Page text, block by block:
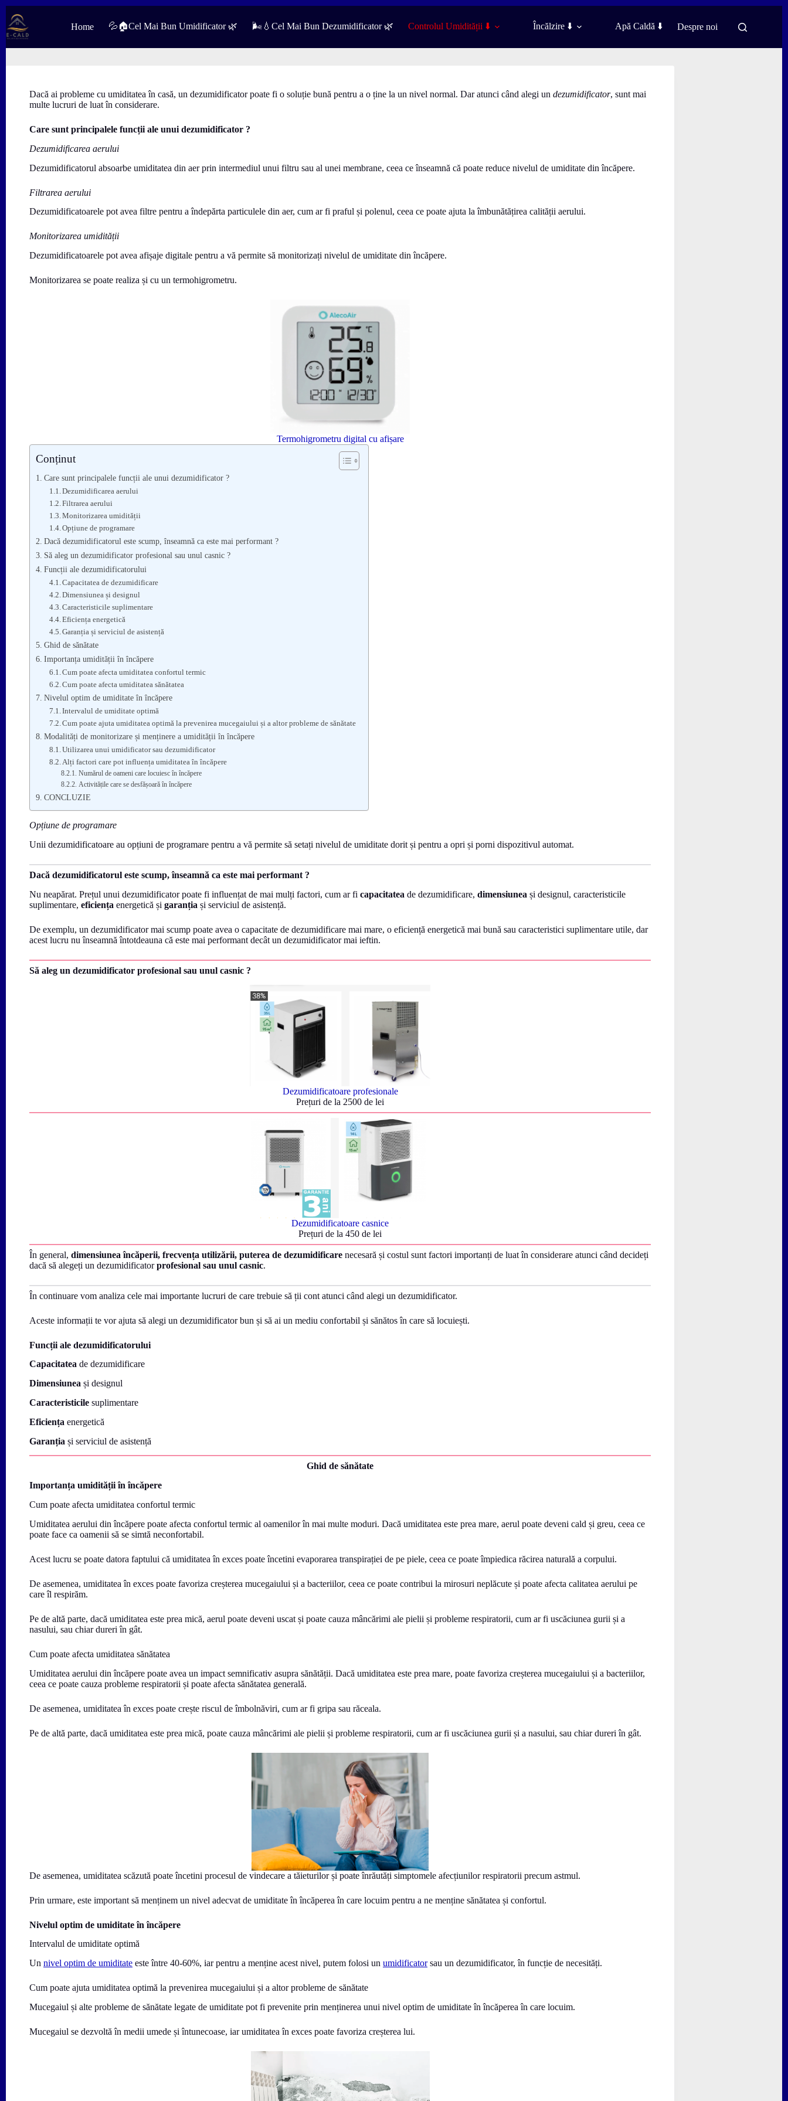
la
conținut
Home 💦🏠Cel Mai Bun Umidificator 🌿 🌬️💧Cel Mai Bun Dezumidificator 🌿 Controlul Umidității ⬇️ Încălzire ⬇️ Apă Caldă ⬇️ Despre noi
Dacă ai probleme cu umiditatea în casă, un dezumidificator poate fi o soluție bună pentru a o ține la un nivel normal. Dar atunci când alegi un dezumidificator, sunt mai
multe lucruri de luat în considerare.
Care sunt principalele funcții ale unui dezumidificator ?
Dezumidificarea aerului
Dezumidificatorul absoarbe umiditatea din aer prin intermediul unui filtru sau al unei membrane, ceea ce înseamnă că poate reduce nivelul de umiditate din încăpere.
Filtrarea aerului
Dezumidificatoarele pot avea filtre pentru a îndepărta particulele din aer, cum ar fi praful și polenul, ceea ce poate ajuta la îmbunătățirea calității aerului.
Monitorizarea umidității
Dezumidificatoarele pot avea afișaje digitale pentru a vă permite să monitorizați nivelul de umiditate din încăpere.
Monitorizarea se poate realiza și cu un termohigrometru.
Termohigrometru digital cu afișare
Conținut
Care sunt principalele funcții ale unui dezumidificator ?
Dezumidificarea aerului
Filtrarea aerului
Monitorizarea umidității
Opțiune de programare
Dacă dezumidificatorul este scump, înseamnă ca este mai performant ?
Să aleg un dezumidificator profesional sau unul casnic ?
Funcții ale dezumidificatorului
Capacitatea de dezumidificare
Dimensiunea și designul
Caracteristicile suplimentare
Eficiența energetică
Garanția și serviciul de asistență
Ghid de sănătate
Importanța umidității în încăpere
Cum poate afecta umiditatea confortul termic
Cum poate afecta umiditatea sănătatea
Nivelul optim de umiditate în încăpere
Intervalul de umiditate optimă
Cum poate ajuta umiditatea optimă la prevenirea mucegaiului și a altor probleme de sănătate
Modalități de monitorizare și menținere a umidității în încăpere
Utilizarea unui umidificator sau dezumidificator
Alți factori care pot influența umiditatea în încăpere
Numărul de oameni care locuiesc în încăpere
Activitățile care se desfășoară în încăpere
CONCLUZIE
Opțiune de programare
Unii dezumidificatoare au opțiuni de programare pentru a vă permite să setați nivelul de umiditate dorit și pentru a opri și porni dispozitivul automat.
Dacă dezumidificatorul este scump, înseamnă ca este mai performant ?
Nu neapărat. Prețul unui dezumidificator poate fi influențat de mai mulți factori, cum ar fi capacitatea de dezumidificare, dimensiunea și designul, caracteristicile
suplimentare, eficiența energetică și garanția și serviciul de asistență.
De exemplu, un dezumidificator mai scump poate avea o capacitate de dezumidificare mai mare, o eficiență energetică mai bună sau caracteristici suplimentare utile, dar
acest lucru nu înseamnă întotdeauna că este mai performant decât un dezumidificator mai ieftin.
Să aleg un dezumidificator profesional sau unul casnic ?
Dezumidificatoare profesionale
Prețuri de la 2500 de lei
Dezumidificatoare casnice
Prețuri de la 450 de lei
În general, dimensiunea încăperii, frecvența utilizării, puterea de dezumidificare necesară și costul sunt factori importanți de luat în considerare atunci când decideți
dacă să alegeți un dezumidificatorprofesional sau unul casnic.
În continuare vom analiza cele mai importante lucruri de care trebuie să ții cont atunci când alegi un dezumidificator.
Aceste informații te vor ajuta să alegi un dezumidificator bun și să ai un mediu confortabil și sănătos în care să locuiești.
Funcții ale dezumidificatorului
Capacitatea de dezumidificare
Dimensiunea și designul
Caracteristicile suplimentare
Eficiența energetică
Garanția și serviciul de asistență
Ghid de sănătate
Importanța umidității în încăpere
Cum poate afecta umiditatea confortul termic
Umiditatea aerului din încăpere poate afecta confortul termic al oamenilor în mai multe moduri. Dacă umiditatea este prea mare, aerul poate deveni cald și greu, ceea ce
poate face ca oamenii să se simtă neconfortabil.
Acest lucru se poate datora faptului că umiditatea în exces poate încetini evaporarea transpirației de pe piele, ceea ce poate împiedica răcirea naturală a corpului.
De asemenea, umiditatea în exces poate favoriza creșterea mucegaiului și a bacteriilor, ceea ce poate contribui la mirosuri neplăcute și poate afecta calitatea aerului pe
care îl respirăm.
Pe de altă parte, dacă umiditatea este prea mică, aerul poate deveni uscat și poate cauza mâncărimi ale pielii și probleme respiratorii, cum ar fi uscăciunea gurii și a
nasului, sau chiar dureri în gât.
Cum poate afecta umiditatea sănătatea
Umiditatea aerului din încăpere poate avea un impact semnificativ asupra sănătății. Dacă umiditatea este prea mare, poate favoriza creșterea mucegaiului și a bacteriilor,
ceea ce poate cauza probleme respiratorii și poate afecta sănătatea generală.
De asemenea, umiditatea în exces poate crește riscul de îmbolnăviri, cum ar fi gripa sau răceala.
Pe de altă parte, dacă umiditatea este prea mică, poate cauza mâncărimi ale pielii și probleme respiratorii, cum ar fi uscăciunea gurii și a nasului, sau chiar dureri în gât.
De asemenea, umiditatea scăzută poate încetini procesul de vindecare a tăieturilor și poate înrăutăți simptomele afecțiunilor respiratorii precum astmul.
Prin urmare, este important să menținem un nivel adecvat de umiditate în încăperea în care locuim pentru a ne menține sănătatea și confortul.
Nivelul optim de umiditate în încăpere
Intervalul de umiditate optimă
Un nivel optim de umiditate este între 40-60%, iar pentru a menține acest nivel, putem folosi un umidificatorsau un dezumidificator, în funcție de necesități.
Cum poate ajuta umiditatea optimă la prevenirea mucegaiului și a altor probleme de sănătate
Mucegaiul și alte probleme de sănătate legate de umiditate pot fi prevenite prin menținerea unui nivel optim de umiditate în încăperea în care locuim.
Mucegaiul se dezvoltă în medii umede și întunecoase, iar umiditatea în exces poate favoriza creșterea lui.